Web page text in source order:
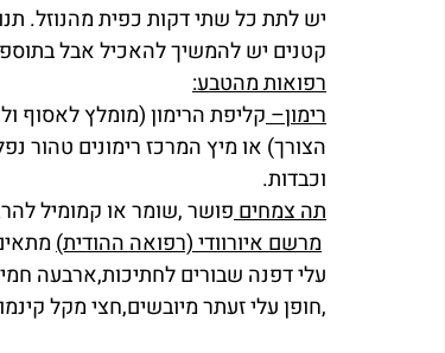
קטנים יש להמשיך להאכיל אבל
רפואות מהטבע:
רימון– קליפת הרימון (מומלץ לאסוף
הצורך) או מיץ המרכז רימונים טהור
וכבדות.
תה צמחים פושר ,שומר או קמומיל
מרשם איורוודי (רפואה ההודית)
עלי דפנה שבורים לחתיכות,ארבעה
,חופן עלי זעתר מיובשים,חצי מקל